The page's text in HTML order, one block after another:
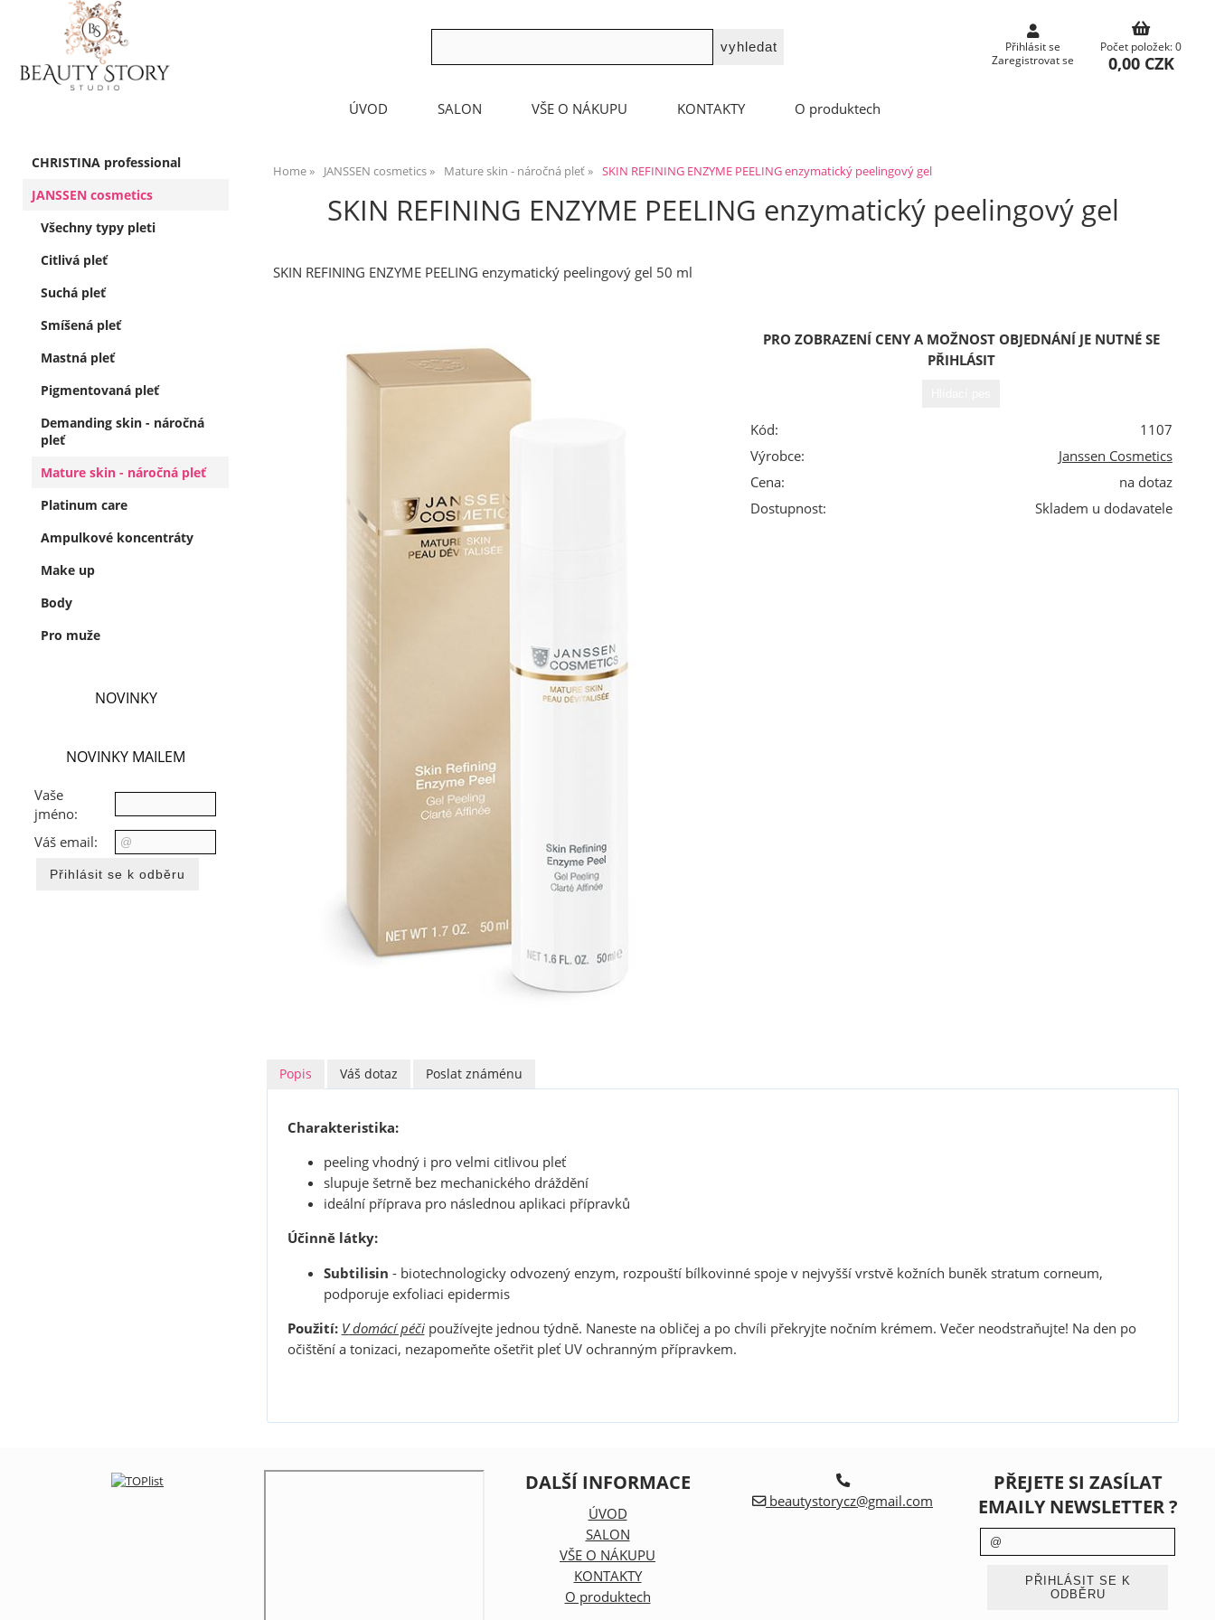
Přihlásit se
Zaregistrovat se
Počet položek: 0
0,00 CZK
ÚVOD SALON VŠE O NÁKUPU KONTAKTY O produktech
Home JANSSEN cosmetics Mature skin - náročná pleť SKIN REFINING ENZYME PEELING enzymatický peelingový gel
SKIN REFINING ENZYME PEELING enzymatický peelingový gel
SKIN REFINING ENZYME PEELING enzymatický peelingový gel 50 ml
PRO ZOBRAZENÍ CENY A MOŽNOST OBJEDNÁNÍ JE NUTNÉ SE
PŘIHLÁSIT
Kód:
1107
Výrobce:
Janssen Cosmetics
Cena:
na dotaz
Dostupnost:
Skladem u dodavatele
Popis Váš dotaz Poslat známénu
Charakteristika:
peeling vhodný i pro velmi citlivou pleť
slupuje šetrně bez mechanického dráždění
ideální příprava pro následnou aplikaci přípravků
Účinně látky:
Subtilisin - biotechnologicky odvozený enzym, rozpouští bílkovinné spoje v nejvyšší vrstvě kožních buněk stratum corneum,
podporuje exfoliaci epidermis
Použití: Vdomácí péčipoužívejte jednou týdně. Naneste na obličej a po chvíli překryjte nočním krémem. Večer neodstraňujte! Na den po
očištění a tonizaci, nezapomeňte ošetřit pleť UV ochranným přípravkem.
CHRISTINA professional
JANSSEN cosmetics
Všechny typy pleti
Citlivá pleť
Suchá pleť
Smíšená pleť
Mastná pleť
Pigmentovaná pleť
Demanding skin - náročná
pleť
Mature skin - náročná pleť
Platinum care
Ampulkové koncentráty
Make up
Body
Pro muže
NOVINKY
NOVINKY MAILEM
Vaše
jméno:
Váš email:
DALŠÍ INFORMACE
ÚVOD
SALON
VŠE O NÁKUPU
KONTAKTY
O produktech
beautystorycz@gmail.com
PŘEJETE SI ZASÍLAT
EMAILY NEWSLETTER ?